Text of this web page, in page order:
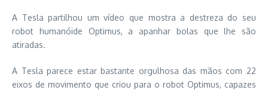
A Tesla partilhou um vídeo que mostra a destreza do seu
robot humanóide Optimus, a apanhar bolas que lhe são
atiradas.
A Tesla parece estar bastante orgulhosa das mãos com 22
eixos de movimento que criou para o robot Optimus, capazes